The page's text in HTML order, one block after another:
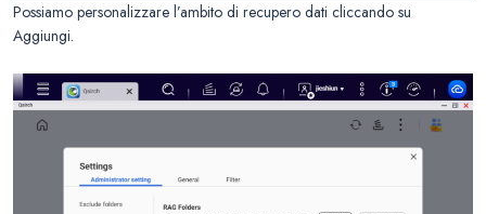
Possiamo personalizzare l’ambito di recupero dati cliccando su
Aggiungi.